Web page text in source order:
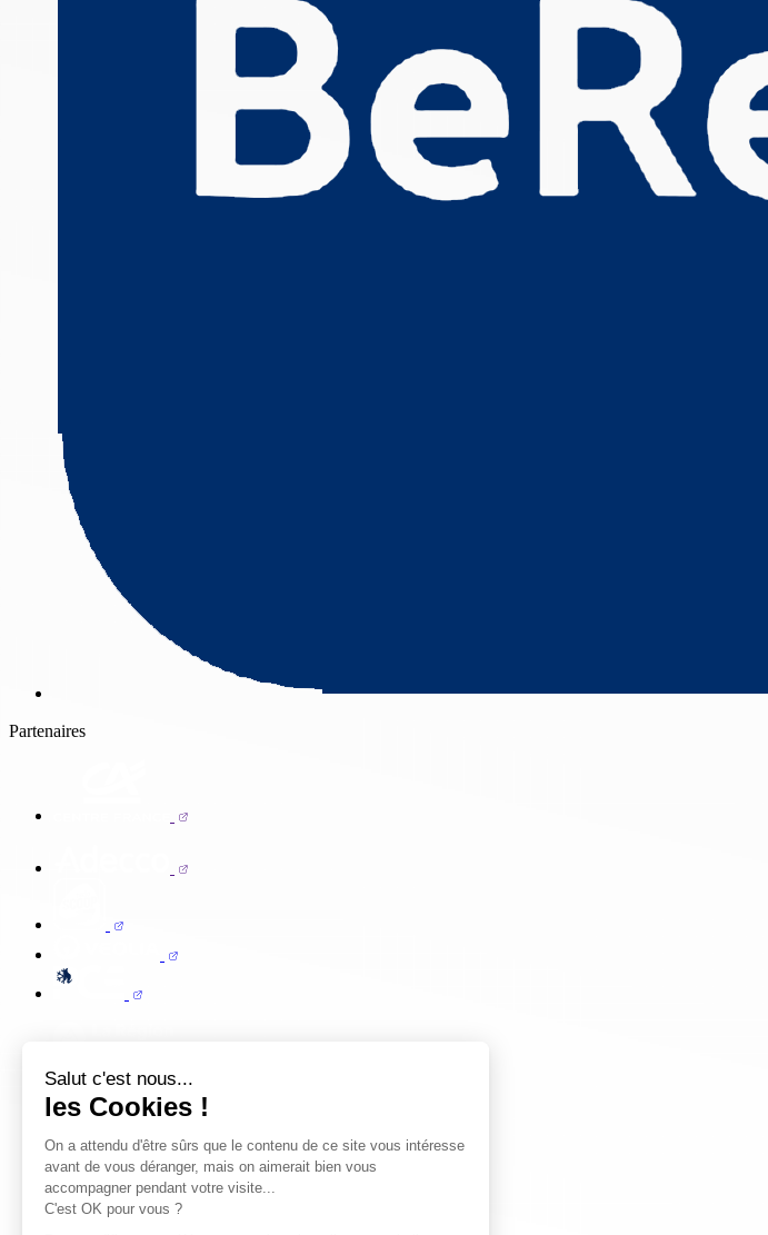
Salut c'est nous...
les Cookies !
On a attendu d'être sûrs que le contenu de ce site vous intéresse
avant de vous déranger, mais on aimerait bien vous
accompagner pendant votre visite...
C'est OK pour vous ?
Partenaires